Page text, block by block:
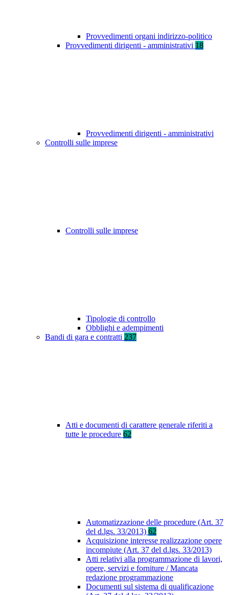
Provvedimenti organi indirizzo-politico
Provvedimenti dirigenti - amministrativi 18
Provvedimenti dirigenti - amministrativi
Controlli sulle imprese
Controlli sulle imprese
Tipologie di controllo
Obblighi e adempimenti
Bandi di gara e contratti 237
Atti e documenti di carattere generale riferiti a
tutte le procedure 62
Automatizzazione delle procedure (Art. 37
del d.lgs. 33/2013) 62
Acquisizione interesse realizzazione opere
incompiute (Art. 37 del d.lgs. 33/2013)
Atti relativi alla programmazione di lavori,
opere, servizi e forniture / Mancata
redazione programmazione
Documenti sul sistema di qualificazione